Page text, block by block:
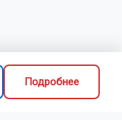
Подробнее